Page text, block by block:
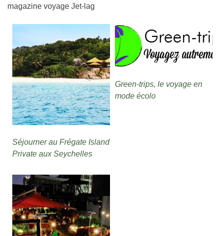
magazine voyage Jet-lag
Séjourner au Frégate Island
Private aux Seychelles
Green-trips, le voyage en
mode écolo